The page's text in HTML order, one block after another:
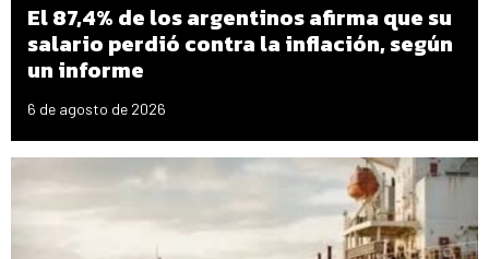
El 87,4% de los argentinos afirma que su
salario perdió contra la inflación, según
un informe
6 de agosto de 2026